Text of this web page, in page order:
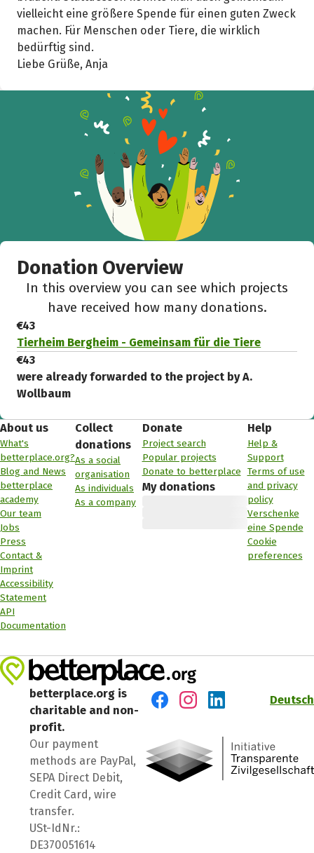
vielleicht eine größere Spende für einen guten Zweck
machen. Für Menschen oder Tiere, die wirklich
bedürftig sind.
Liebe Grüße, Anja
Donation Overview
In this overview you can see which projects
have received how many donations.
€43
Tierheim Bergheim - Gemeinsam für die Tiere
€43
were already forwarded to the project by A.
Wollbaum
About us
What's
betterplace.org?
Blog and News
betterplace
academy
Our team
Jobs
Press
Contact &
Imprint
Accessibility
Statement
API
Documentation
Collect
donations
As a social
organisation
As individuals
As a company
Donate
Project search
Popular projects
Donate to betterplace
My donations
Help
Help &
Support
Terms of use
and privacy
policy
Verschenke
eine Spende
Cookie
preferences
betterplace.org is
charitable and non-
profit.
Our payment
methods are PayPal,
SEPA Direct Debit,
Credit Card, wire
transfer.
USt-IdNr.:
DE370051614
Deutsch